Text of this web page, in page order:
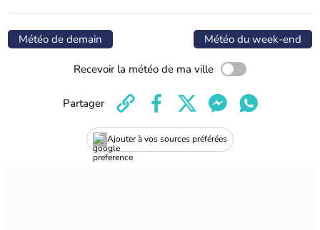
Météo de demain Météo du week-end
Recevoir la météo de ma ville
Ajouter à vos sources préférées
Partager